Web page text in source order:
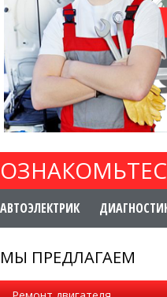
АВТОЭЛЕКТРИК
МЫ ПРЕДЛАГАЕМ